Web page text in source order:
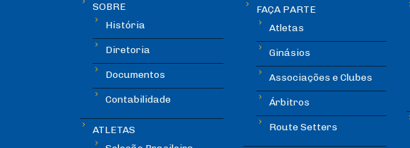
SOBRE
História
Diretoria
Documentos
Contabilidade
ATLETAS
FAÇA PARTE
Atletas
Ginásios
Associações e Clubes
Árbitros
Route Setters